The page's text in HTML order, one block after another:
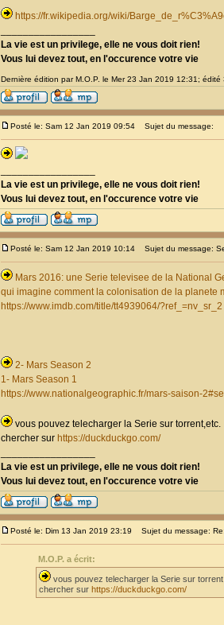
https://fr.wikipedia.org/wiki/
La vie est un privilege, elle ne vous doit rien!
Vous lui devez tout, en l'occurence votre vie
Dernière édition par M.O.P. le Mer 23 Jan 2019 12:31; édité
Posté le: Sam 12 Jan 2019 09:54 Sujet du message:
La vie est un privilege, elle ne vous doit rien!
Vous lui devez tout, en l'occurence votre vie
Posté le: Sam 12 Jan 2019 10:14 Sujet du message:
Mars 2016: une Serie televisee de la National
qui imagine comment la colonisation de la planete
https://www.imdb.com/title/tt4939064/?ref_=nv_sr_2
2- Mars Season 2
1- Mars Season 1
https://www.nationalgeographic.fr/mars-saison-
vous pouvez telecharger la Serie sur torrent,etc.
chercher sur https://duckduckgo.com/
La vie est un privilege, elle ne vous doit rien!
Vous lui devez tout, en l'occurence votre vie
Posté le: Dim 13 Jan 2019 23:19 Sujet du message:
M.O.P. a écrit:
vous pouvez telecharger la Serie sur
chercher sur https://duckduckgo.com/